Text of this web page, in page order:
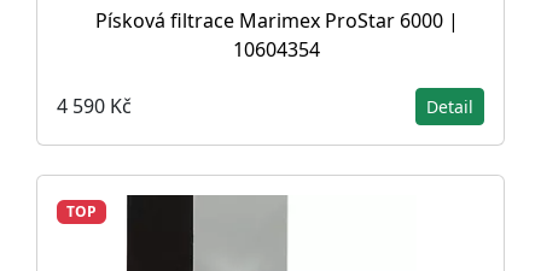
Písková filtrace Marimex ProStar 6000 |
10604354
4 590 Kč Detail
TOP